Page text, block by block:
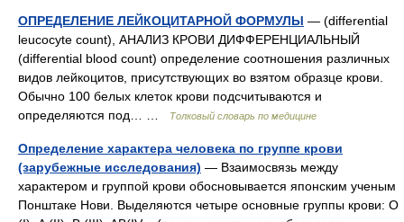
ОПРЕДЕЛЕНИЕ ЛЕЙКОЦИТАРНОЙ ФОРМУЛЫ — (differential
leucocyte count), АНАЛИЗ КРОВИ ДИФФЕРЕНЦИАЛЬНЫЙ
(differential blood count) определение соотношения различных
видов лейкоцитов, присутствующих во взятом образце крови.
Обычно 100 белых клеток крови подсчитываются и
определяются под… …
Толковый словарь по медицине
Определение характера человека по группе крови
(зарубежные исследования) — Взаимосвязь между
характером и группой крови обосновывается японским ученым
Понштаке Нови. Выделяются четыре основные группы крови: О